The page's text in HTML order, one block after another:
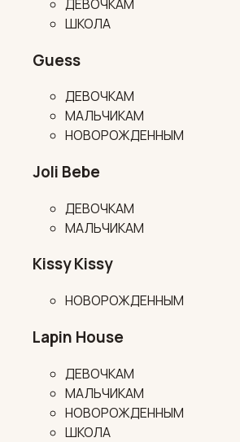
ДЕВОЧКАМ
ШКОЛА
Guess
ДЕВОЧКАМ
МАЛЬЧИКАМ
НОВОРОЖДЕННЫМ
Joli Bebe
ДЕВОЧКАМ
МАЛЬЧИКАМ
Kissy Kissy
НОВОРОЖДЕННЫМ
Lapin House
ДЕВОЧКАМ
МАЛЬЧИКАМ
НОВОРОЖДЕННЫМ
ШКОЛА